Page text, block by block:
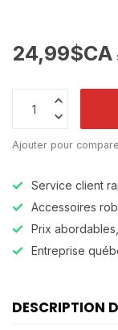
24,99$CA
Ajouter pour
Service client
Accessoires
Prix
Entreprise
DESCRIPTION